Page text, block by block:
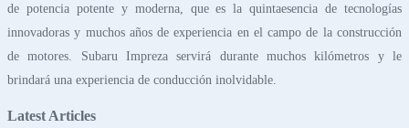
de potencia potente y moderna, que es la quintaesencia de tecnologías
innovadoras y muchos años de experiencia en el campo de la construcción
de motores. Subaru Impreza servirá durante muchos kilómetros y le
brindará una experiencia de conducción inolvidable.
Latest Articles